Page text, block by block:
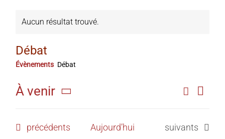
Aucun résultat trouvé.
Débat
Évènements Débat
et
Liste
À venir
date.
Évènements
précédents Aujourd’hui Évènements
suivants